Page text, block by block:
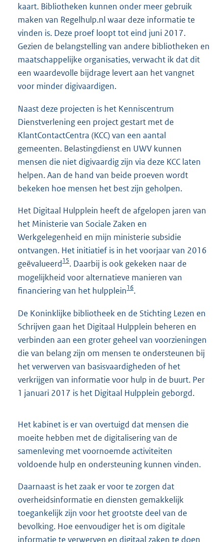
kaart. Bibliotheken kunnen onder meer gebruik
maken van Regelhulp.nl waar deze informatie te
vinden is. Deze proef loopt tot eind juni 2017.
Gezien de belangstelling van andere bibliotheken en
maatschappelijke organisaties, verwacht ik dat dit
een waardevolle bijdrage levert aan het vangnet
voor minder digivaardigen.
Naast deze projecten is het Kenniscentrum
Dienstverlening een project gestart met de
KlantContactCentra (KCC) van een aantal
gemeenten. Belastingdienst en UWV kunnen
mensen die niet digivaardig zijn via deze KCC laten
helpen. Aan de hand van beide proeven wordt
bekeken hoe mensen het best zijn geholpen.
Het Digitaal Hulpplein heeft de afgelopen jaren van
het Ministerie van Sociale Zaken en
Werkgelegenheid en mijn ministerie subsidie
ontvangen. Het initiatief is in het voorjaar van 2016
geëvalueerd15. Daarbij is ook gekeken naar de
mogelijkheid voor alternatieve manieren van
financiering van het hulpplein16.
De Koninklijke bibliotheek en de Stichting Lezen en
Schrijven gaan het Digitaal Hulpplein beheren en
verbinden aan een groter geheel van voorzieningen
die van belang zijn om mensen te ondersteunen bij
het verwerven van basisvaardigheden of het
verkrijgen van informatie voor hulp in de buurt. Per
1 januari 2017 is het Digitaal Hulpplein geborgd.
Het kabinet is er van overtuigd dat mensen die
moeite hebben met de digitalisering van de
samenleving met voornoemde activiteiten
voldoende hulp en ondersteuning kunnen vinden.
Daarnaast is het zaak er voor te zorgen dat
overheidsinformatie en diensten gemakkelijk
toegankelijk zijn voor het grootste deel van de
bevolking. Hoe eenvoudiger het is om digitale
informatie te verwerven en digitaal zaken te doen